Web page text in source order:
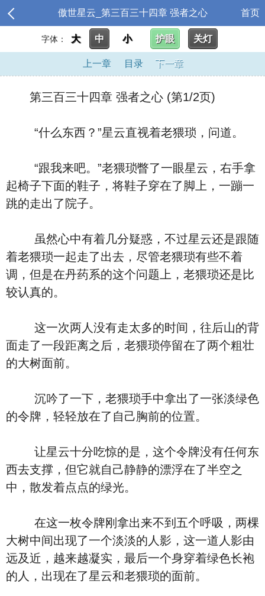
傲世星云_第三百三十四章 强者之心 首页
字体： 大 中 小 护眼 关灯
上一章 目录 下一章
第三百三十四章 强者之心 (第1/2页)
“什么东西？”星云直视着老猥琐，问道。
“跟我来吧。”老猥琐瞥了一眼星云，右手拿
起椅子下面的鞋子，将鞋子穿在了脚上，一蹦一
跳的走出了院子。
虽然心中有着几分疑惑，不过星云还是跟随
着老猥琐一起走了出去，尽管老猥琐有些不着
调，但是在丹药系的这个问题上，老猥琐还是比
较认真的。
这一次两人没有走太多的时间，往后山的背
面走了一段距离之后，老猥琐停留在了两个粗壮
的大树面前。
沉吟了一下，老猥琐手中拿出了一张淡绿色
的令牌，轻轻放在了自己胸前的位置。
让星云十分吃惊的是，这个令牌没有任何东
西去支撑，但它就自己静静的漂浮在了半空之
中，散发着点点的绿光。
在这一枚令牌刚拿出来不到五个呼吸，两棵
大树中间出现了一个淡淡的人影，这一道人影由
远及近，越来越凝实，最后一个身穿着绿色长袍
的人，出现在了星云和老猥琐的面前。